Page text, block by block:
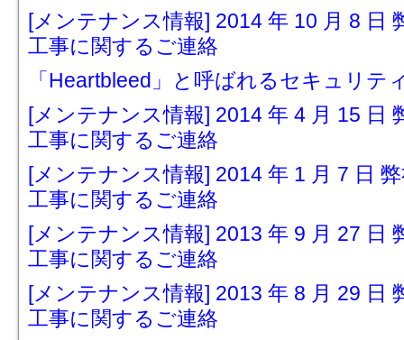
[メンテナンス情報] 2014 年 10 月 8 日
工事に関するご連絡
「Heartbleed」と呼ばれるセキュリテ
[メンテナンス情報] 2014 年 4 月 15 日
工事に関するご連絡
[メンテナンス情報] 2014 年 1 月 7 日
工事に関するご連絡
[メンテナンス情報] 2013 年 9 月 27 日
工事に関するご連絡
[メンテナンス情報] 2013 年 8 月 29 日
工事に関するご連絡